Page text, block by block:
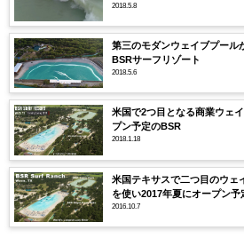
2018.5.8
第三のモダンウェイブプール
BSRサーフリゾート
2018.5.6
米国で2つ目となる商業ウェ
プン予定のBSR
2018.1.18
米国テキサスで二つ目のウェ
を使い2017年夏にオープン予
2016.10.7